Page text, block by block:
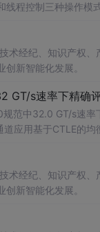
程控制三种操作模
术经纪、知识产权、
新智能化发展。
GT/s速率下精确
范中32.0 GT/s速率
应用基于CTLE的
：从事高速接口设计、验
术经纪、知识产权、
新智能化发展。